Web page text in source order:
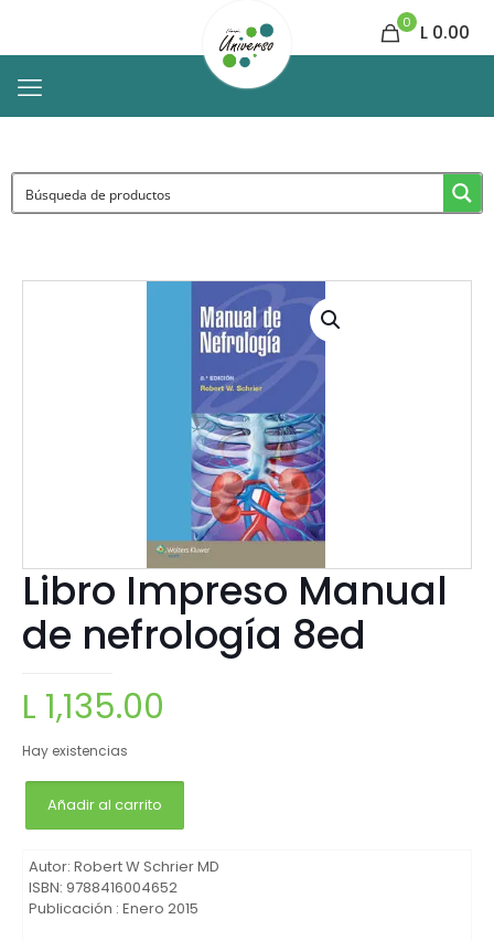
0 L 0.00
Libro Impreso Manual
de nefrología 8ed
L 1,135.00
Hay existencias
Añadir al carrito
Autor: Robert W Schrier MD
ISBN: 9788416004652
Publicación : Enero 2015